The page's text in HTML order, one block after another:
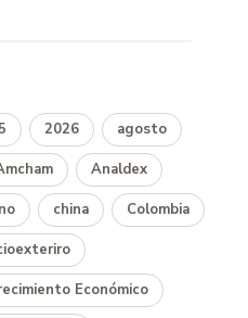
2026 agosto
Analdex
china Colombia
Económico